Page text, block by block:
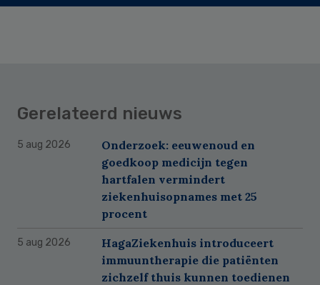
Gerelateerd nieuws
5 aug 2026
Onderzoek: eeuwenoud en
goedkoop medicijn tegen
hartfalen vermindert
ziekenhuisopnames met 25
procent
5 aug 2026
HagaZiekenhuis introduceert
immuuntherapie die patiënten
zichzelf thuis kunnen toedienen